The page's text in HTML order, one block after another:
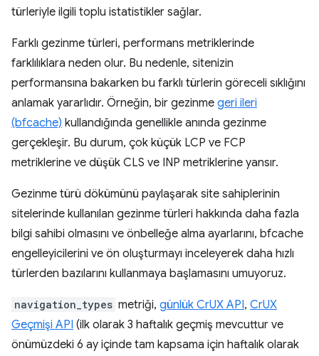
türleriyle ilgili toplu istatistikler sağlar.
Farklı gezinme türleri, performans metriklerinde
farklılıklara neden olur. Bu nedenle, sitenizin
performansına bakarken bu farklı türlerin göreceli sıklığını
anlamak yararlıdır. Örneğin, bir gezinme geri ileri
(bfcache) kullandığında genellikle anında gezinme
gerçekleşir. Bu durum, çok küçük LCP ve FCP
metriklerine ve düşük CLS ve INP metriklerine yansır.
Gezinme türü dökümünü paylaşarak site sahiplerinin
sitelerinde kullanılan gezinme türleri hakkında daha fazla
bilgi sahibi olmasını ve önbelleğe alma ayarlarını, bfcache
engelleyicilerini ve ön oluşturmayı inceleyerek daha hızlı
türlerden bazılarını kullanmaya başlamasını umuyoruz.
navigation_types metriği, günlük CrUX API, CrUX
Geçmişi API (ilk olarak 3 haftalık geçmiş mevcuttur ve
önümüzdeki 6 ay içinde tam kapsama için haftalık olarak